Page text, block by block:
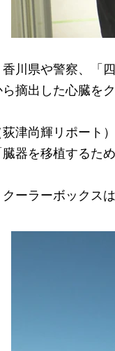
川県や警察、「
ら摘出した心臓を
荻津尚輝リポート）
臓器を移植するた
ーラーボックスは